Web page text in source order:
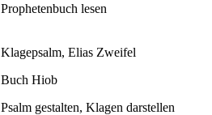
Prophetenbuch lesen
Klagepsalm, Elias Zweifel
Buch Hiob
Psalm gestalten, Klagen darstellen